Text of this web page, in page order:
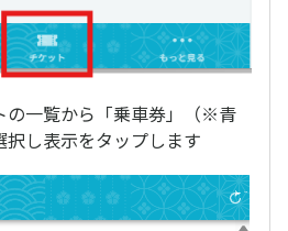
の一覧から「乗車券」（※青
し表示をタップします